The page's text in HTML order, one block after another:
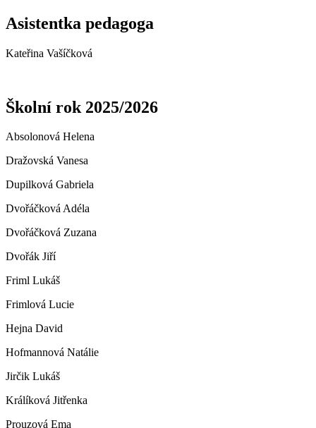
Asistentka pedagoga
Kateřina Vašíčková
Školní rok 2025/2026
Absolonová Helena
Dražovská Vanesa
Dupilková Gabriela
Dvořáčková Adéla
Dvořáčková Zuzana
Dvořák Jiří
Friml Lukáš
Frimlová Lucie
Hejna David
Hofmannová Natálie
Jirčik Lukáš
Králíková Jitřenka
Prouzová Ema